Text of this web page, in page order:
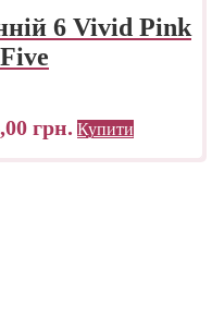
6 Vivid Pink
грн. Купити